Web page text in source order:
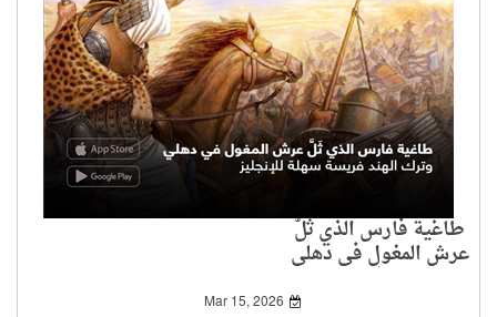
طاغية فارس الذي ثَلَّ
عرش المغول في دهلي
وترك الهند فريسة سهلة
Mar 15, 2026